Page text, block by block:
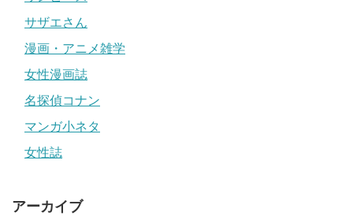
サザエさん
漫画・アニメ雑学
女性漫画誌
名探偵コナン
マンガ小ネタ
女性誌
アーカイブ